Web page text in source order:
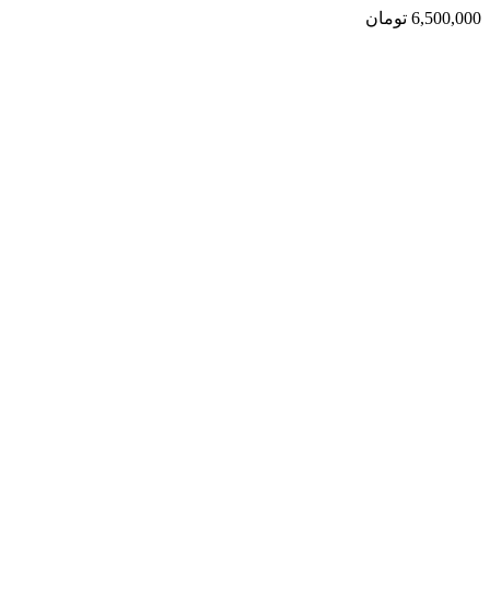
6,500,000 تومان